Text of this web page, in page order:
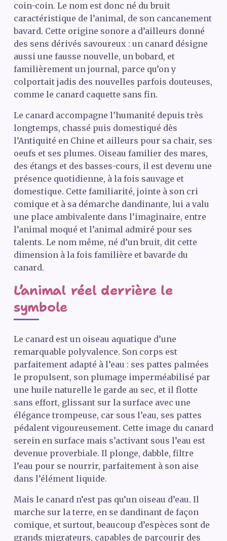
coin-coin. Le nom est donc né du bruit
caractéristique de l’animal, de son cancanement
bavard. Cette origine sonore a d’ailleurs donné
des sens dérivés savoureux : un canard désigne
aussi une fausse nouvelle, un bobard, et
familièrement un journal, parce qu’on y
colportait jadis des nouvelles parfois douteuses,
comme le canard caquette sans fin.
Le canard accompagne l’humanité depuis très
longtemps, chassé puis domestiqué dès
l’Antiquité en Chine et ailleurs pour sa chair, ses
oeufs et ses plumes. Oiseau familier des mares,
des étangs et des basses-cours, il est devenu une
présence quotidienne, à la fois sauvage et
domestique. Cette familiarité, jointe à son cri
comique et à sa démarche dandinante, lui a valu
une place ambivalente dans l’imaginaire, entre
l’animal moqué et l’animal admiré pour ses
talents. Le nom même, né d’un bruit, dit cette
dimension à la fois familière et bavarde du
canard.
L’animal réel derrière le
symbole
Le canard est un oiseau aquatique d’une
remarquable polyvalence. Son corps est
parfaitement adapté à l’eau : ses pattes palmées
le propulsent, son plumage imperméabilisé par
une huile naturelle le garde au sec, et il flotte
sans effort, glissant sur la surface avec une
élégance trompeuse, car sous l’eau, ses pattes
pédalent vigoureusement. Cette image du canard
serein en surface mais s’activant sous l’eau est
devenue proverbiale. Il plonge, dabble, filtre
l’eau pour se nourrir, parfaitement à son aise
dans l’élément liquide.
Mais le canard n’est pas qu’un oiseau d’eau. Il
marche sur la terre, en se dandinant de façon
comique, et surtout, beaucoup d’espèces sont de
grands migrateurs, capables de parcourir des